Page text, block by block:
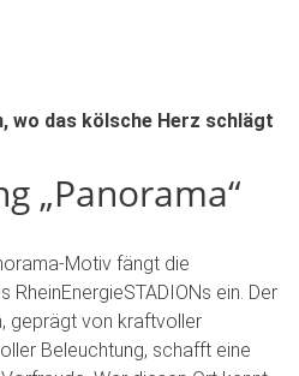
wo das kölsche Herz schlägt
„Panorama“
Motiv fängt die
ein. Der
geprägt von kraftvoller
Beleuchtung, schafft eine